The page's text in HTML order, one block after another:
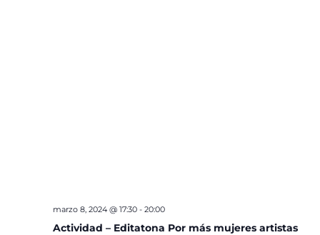
Actividad – Editatona Por más mujeres artistas
marzo 8, 2024 @ 17:30- 20:00